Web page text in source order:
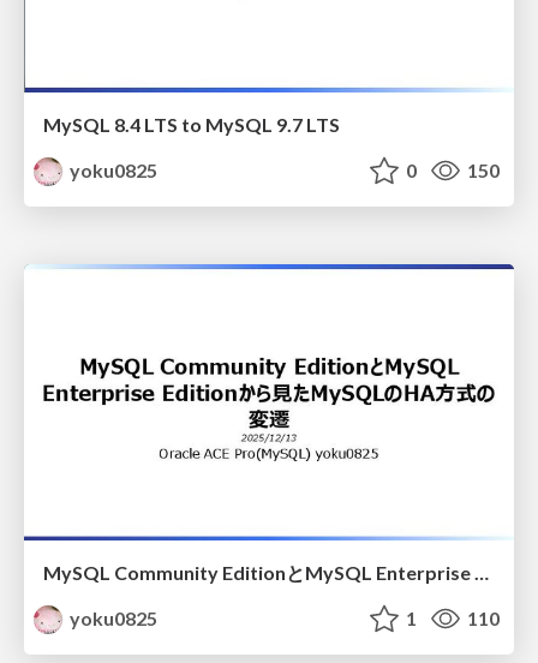
MySQL 8.4 LTS to MySQL 9.7 LTS
yoku0825
0 150
yoku0825
1 110